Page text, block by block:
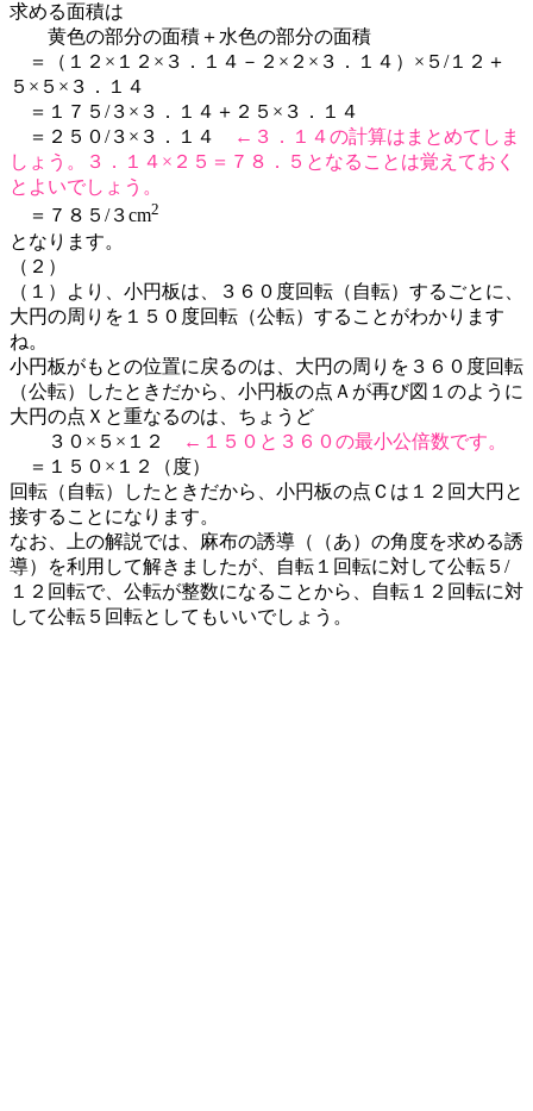
求める面積は
黄色の部分の面積＋水色の部分の面積
＝（１２×１２×３．１４－２×２×３．１４）×５/１２＋
５×５×３．１４
＝１７５/３×３．１４＋２５×３．１４
＝２５０/３×３．１４
←３．１４の計算はまとめてしま
しょう。３．１４×２５＝７８．５となることは覚えておく
とよいでしょう。
＝７８５/３cm2
となります。
（２）
（１）より、小円板は、３６０度回転（自転）するごとに、
大円の周りを１５０度回転（公転）することがわかります
ね。
小円板がもとの位置に戻るのは、大円の周りを３６０度回転
（公転）したときだから、小円板の点Ａが再び図１のように
大円の点Ｘと重なるのは、ちょうど
３０×５×１２
←１５０と３６０の最小公倍数です。
＝１５０×１２（度）
回転（自転）したときだから、小円板の点Ｃは１２回大円と
接することになります。
なお、上の解説では、麻布の誘導（（あ）の角度を求める誘
導）を利用して解きましたが、自転１回転に対して公転５/
１２回転で、公転が整数になることから、自転１２回転に対
して公転５回転としてもいいでしょう。